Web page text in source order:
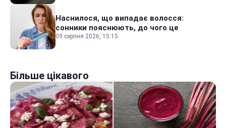
Наснилося, що випадає волосся:
сонники пояснюють, до чого це
09 серпня 2026, 15:15
Більше цікавого